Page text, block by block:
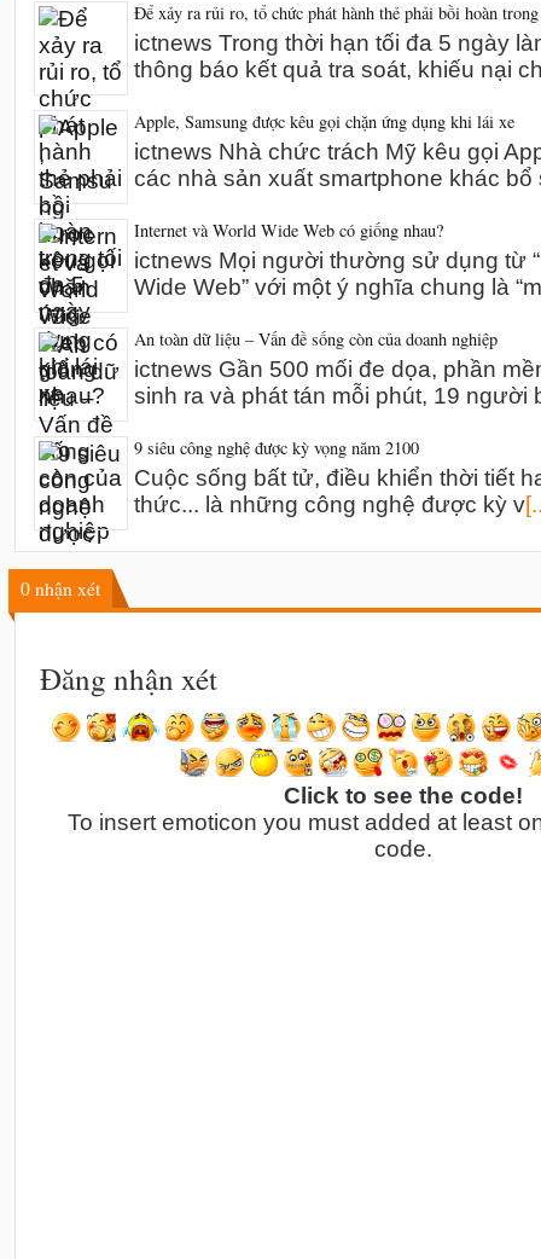
Để xảy ra rủi ro, tổ chức phát hành thẻ phải bồi hoàn
ictnews Trong thời hạn tối đa 5 ngày
thông báo kết quả tra soát, khiếu nại
Apple, Samsung được kêu gọi chặn ứng dụng khi lái xe
ictnews Nhà chức trách Mỹ kêu gọi
các nhà sản xuất smartphone khác bổ
Internet và World Wide Web có giống nhau?
ictnews Mọi người thường sử dụng từ
Wide Web” với một ý nghĩa chung là
An toàn dữ liệu – Vấn đề sống còn của doanh nghiệp
ictnews Gần 500 mối đe dọa, phần
sinh ra và phát tán mỗi phút, 19 người
9 siêu công nghệ được kỳ vọng năm 2100
Cuộc sống bất tử, điều khiển thời tiết
thức... là những công nghệ được kỳ v
0 nhận xét
Đăng nhận xét
Click to see the code!
To insert emoticon you must added at least
code.